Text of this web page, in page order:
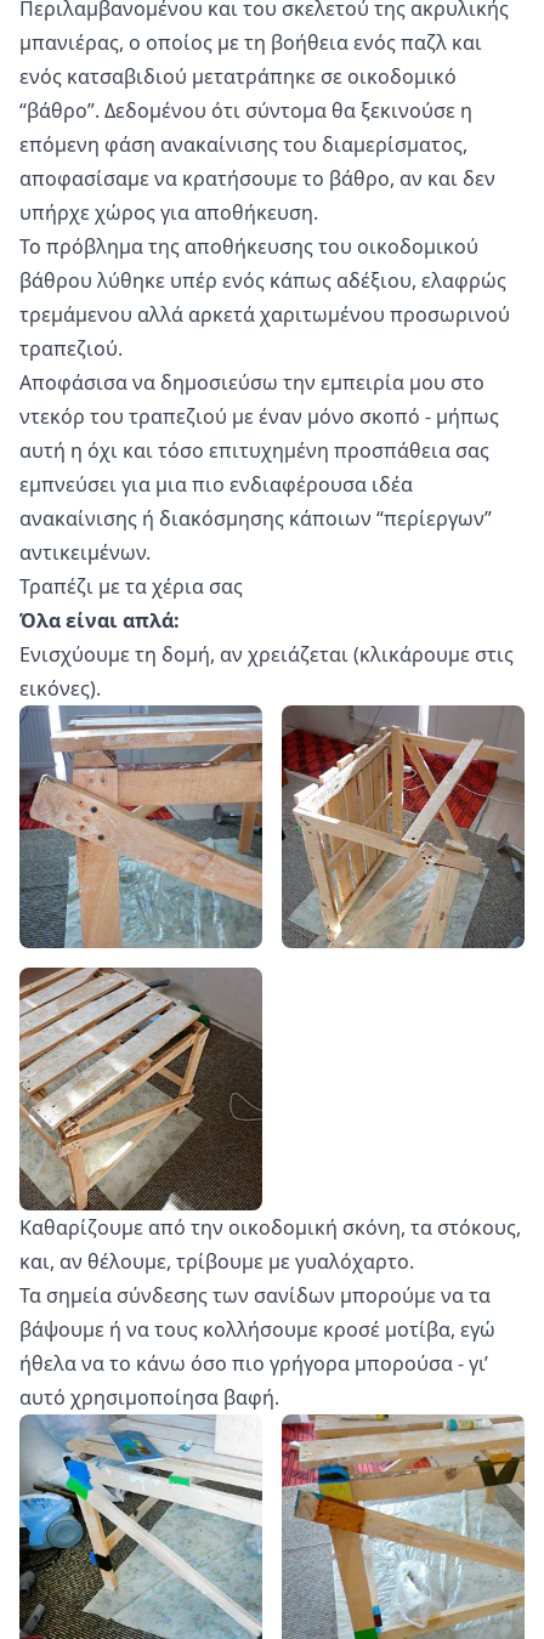
Περιλαμβανομένου και του σκελετού της ακρυλικής
μπανιέρας, ο οποίος με τη βοήθεια ενός παζλ και
ενός κατσαβιδιού μετατράπηκε σε οικοδομικό
“βάθρο”. Δεδομένου ότι σύντομα θα ξεκινούσε η
επόμενη φάση ανακαίνισης του διαμερίσματος,
αποφασίσαμε να κρατήσουμε το βάθρο, αν και δεν
υπήρχε χώρος για αποθήκευση.
Το πρόβλημα της αποθήκευσης του οικοδομικού
βάθρου λύθηκε υπέρ ενός κάπως αδέξιου, ελαφρώς
τρεμάμενου αλλά αρκετά χαριτωμένου προσωρινού
τραπεζιού.
Αποφάσισα να δημοσιεύσω την εμπειρία μου στο
ντεκόρ του τραπεζιού με έναν μόνο σκοπό - μήπως
αυτή η όχι και τόσο επιτυχημένη προσπάθεια σας
εμπνεύσει για μια πιο ενδιαφέρουσα ιδέα
ανακαίνισης ή διακόσμησης κάποιων “περίεργων”
αντικειμένων.
Τραπέζι με τα χέρια σας
Όλα είναι απλά:
Ενισχύουμε τη δομή, αν χρειάζεται (κλικάρουμε στις
εικόνες).
Καθαρίζουμε από την οικοδομική σκόνη, τα στόκους,
και, αν θέλουμε, τρίβουμε με γυαλόχαρτο.
Τα σημεία σύνδεσης των σανίδων μπορούμε να τα
βάψουμε ή να τους κολλήσουμε κροσέ μοτίβα, εγώ
ήθελα να το κάνω όσο πιο γρήγορα μπορούσα - γι’
αυτό χρησιμοποίησα βαφή.